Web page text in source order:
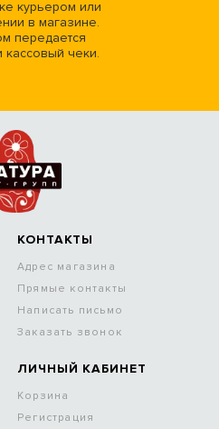
курьером или
в магазине.
передается
кассовый чеки.
КОНТАКТЫ
Адрес магазина
Прямые контакты
Написать письмо
Заказать звонок
ЛИЧНЫЙ КАБИНЕТ
Корзина
Регистрация